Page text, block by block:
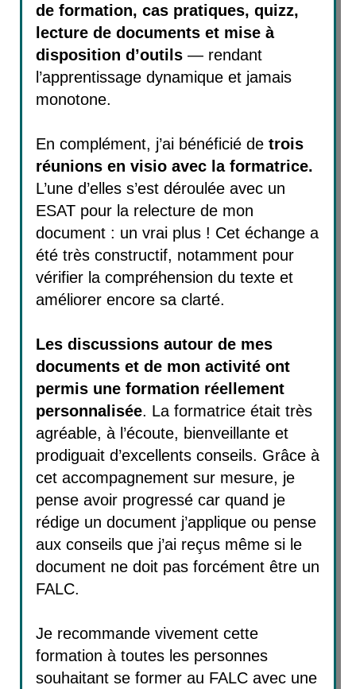
de formation, cas pratiques, quizz,
lecture de documents et mise à
disposition d’outils — rendant
l’apprentissage dynamique et jamais
monotone.
En complément, j’ai bénéficié de trois
réunions en visio avec la formatrice.
L’une d’elles s’est déroulée avec un
ESAT pour la relecture de mon
document : un vrai plus ! Cet échange a
été très constructif, notamment pour
vérifier la compréhension du texte et
améliorer encore sa clarté.
Les discussions autour de mes
documents et de mon activité ont
permis une formation réellement
personnalisée. La formatrice était très
agréable, à l’écoute, bienveillante et
prodiguait d’excellents conseils. Grâce à
cet accompagnement sur mesure, je
pense avoir progressé car quand je
rédige un document j’applique ou pense
aux conseils que j’ai reçus même si le
document ne doit pas forcément être un
FALC.
Je recommande vivement cette
formation à toutes les personnes
souhaitant se former au FALC avec une